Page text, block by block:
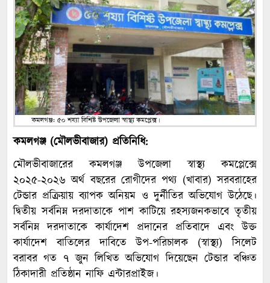
কমলগঞ্জ (মৌলভীবাজার) প্রতিনিধি:
মৌলভীবাজারের কমলগঞ্জ উপজেলা স্বাস্থ্য কমপ্লেক্সে
২০২৫-২০২৬ অর্থ বছরের রোগীদের পথ্য (খাবার) সরবরাহের
টেন্ডার প্রক্রিয়ায় ব্যাপক অনিয়ম ও দুর্নীতির অভিযোগ উঠেছে।
দ্বিতীয় সর্বনিম্ন দরদাতাকে পাশ কাটিয়ে রহস্যজনকভাবে তৃতীয়
সর্বনিম্ন দরদাতাকে কার্যাদেশ প্রদানের প্রতিবাদে এবং উক্ত
কার্যাদেশ বাতিলের দাবিতে উপ-পরিচালক (স্বাস্থ্য) সিলেট
বরাবর গত ৭ জুন লিখিত অভিযোগ দিয়েছেন টেন্ডার বঞ্চিত
ঠিকাদারী প্রতিষ্ঠান নাফি এন্টারপ্রাইজ।